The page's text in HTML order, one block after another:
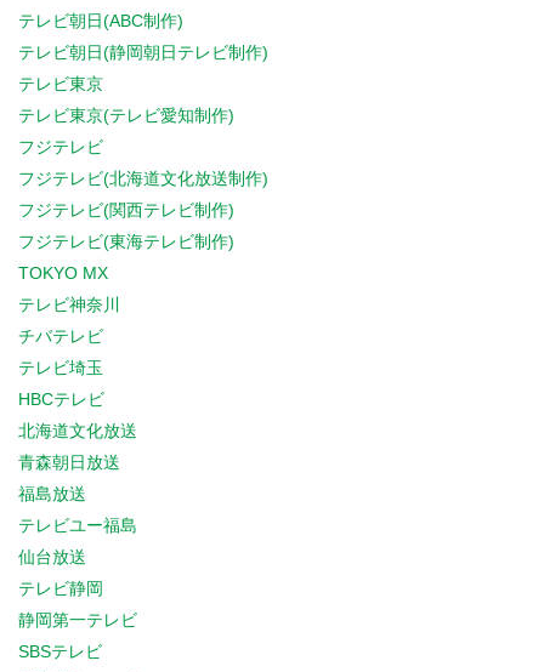
テレビ朝日(ABC制作)
テレビ朝日(静岡朝日テレビ制作)
テレビ東京
テレビ東京(テレビ愛知制作)
フジテレビ
フジテレビ(北海道文化放送制作)
フジテレビ(関西テレビ制作)
フジテレビ(東海テレビ制作)
TOKYO MX
テレビ神奈川
チバテレビ
テレビ埼玉
HBCテレビ
北海道文化放送
青森朝日放送
福島放送
テレビユー福島
仙台放送
テレビ静岡
静岡第一テレビ
SBSテレビ